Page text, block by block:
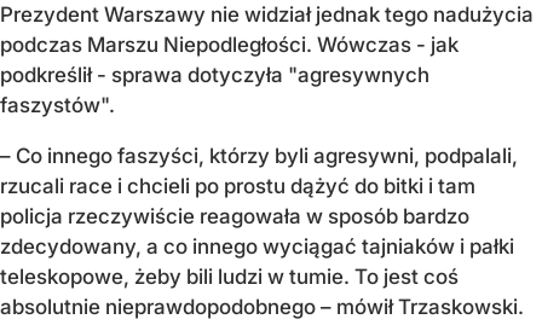
Prezydent Warszawy nie widział jednak tego nadużycia
podczas Marszu Niepodległości. Wówczas - jak
podkreślił - sprawa dotyczyła "agresywnych
faszystów".
– Co innego faszyści, którzy byli agresywni, podpalali,
rzucali race i chcieli po prostu dążyć do bitki i tam
policja rzeczywiście reagowała w sposób bardzo
zdecydowany, a co innego wyciągać tajniaków i pałki
teleskopowe, żeby bili ludzi w tumie. To jest coś
absolutnie nieprawdopodobnego – mówił Trzaskowski.